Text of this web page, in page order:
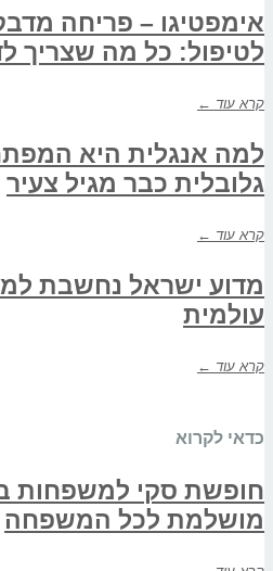
אימפטיגו – פריחה
לטיפול: כל מה שצריך
קרא עוד ←
למה אנגלית היא
גלובלית כבר מגיל צעיר
קרא עוד ←
מדוע ישראל נחשבת
עולמית
קרא עוד ←
כדאי לקרוא
חופשת סקי למשפחות
מושלמת לכל המשפחה